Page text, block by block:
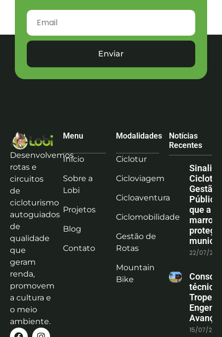
Enviar
Desenvolvemos
rotas e
circuitos
de
cicloturismo
autoguiados
de
qualidade
que
geram
renda,
promovem
a cultura e
o meio
ambiente.
Menu
Início
Sobre a
Lobi
Projetos
Blog
Contato
Modalidades
Ciclotur
Cicloviagem
Cicloaventura
Ciclomobilidade
Gestão de
Rotas
Mountain
Bike
Notícias
Recentes
Gestão
que a
marrom
protege
22/07/
técnica
15/07/